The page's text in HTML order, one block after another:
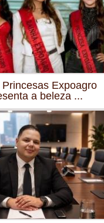
Expoagro
a beleza ...